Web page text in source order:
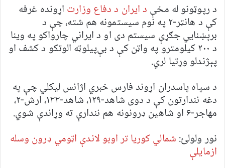
د رپوټونو له مخې د ایران د دفاع وزارت اړونده غرفه
کې د هانټر-۲ په نوم سیستمونه هم شته، چې د
برېښنايي جګړې سیستم دی او د ایراني چارواکو په وینا
د ۲۰۰ کیلومترو په واټن کې د بې‌پیلوټه الوتکو د کشف او
پېژندلو وړتیا لري.
د سپاه پاسدران اړوند فارس خبري اژانس لیکلي چې په
دغه نندارتون کې د دوی شاهد-۱۲۹، شاهد-۱۳۳، ارش-۲،
مهاجر-۶ او شاهین ډرونونه هم نندارې ته وړاندې شوي.
نور ولولئ: شمالي کوریا تر اوبو لاندې اټومي ډرون وسله
ازمایلې